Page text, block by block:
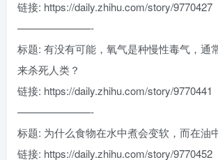
链接: https://daily.zhihu.com/story/9770427
———————-
标题: 有没有可能，氧气是种慢性毒气，通
来杀死人类？
链接: https://daily.zhihu.com/story/9770441
———————-
标题: 为什么食物在水中煮会变软，而在油
链接: https://daily.zhihu.com/story/9770452